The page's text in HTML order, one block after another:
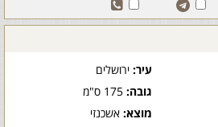
עיר:ירושלים
גובה:175 ס"מ
מוצא:אשכנזי